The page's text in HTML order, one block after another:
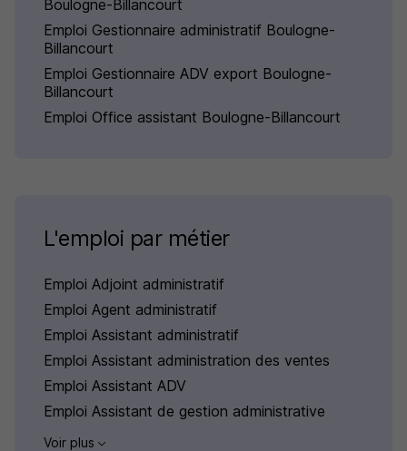
Boulogne-Billancourt
Emploi Gestionnaire administratif Boulogne-
Billancourt
Emploi Gestionnaire ADV export Boulogne-
Billancourt
Emploi Office assistant Boulogne-Billancourt
L'emploi par métier
Emploi Adjoint administratif
Emploi Agent administratif
Emploi Assistant administratif
Emploi Assistant administration des ventes
Emploi Assistant ADV
Emploi Assistant de gestion administrative
Voir plus